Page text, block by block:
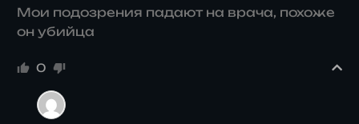
Мои подозрения падают на врача, похоже
он убийца
0